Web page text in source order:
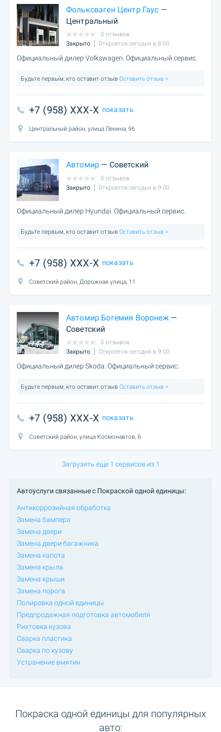
Фольксваген Центр Гаус —
Центральный
0 отзывов
Закрыто
Откроется сегодня в 8:00
Официальный дилер Volkswagen. Официальный сервис.
Будьте первым, кто оставит отзыв Оставить отзыв >
+7 (958) XXX-X показать
Центральный район, улица Ленина, 96
Автомир — Советский
0 отзывов
Закрыто
Откроется сегодня в 9:00
Официальный дилер Hyundai. Официальный сервис.
Будьте первым, кто оставит отзыв Оставить отзыв >
+7 (958) XXX-X показать
Советский район, Дорожная улица, 11
Автомир Богемия Воронеж—
Советский
0 отзывов
Закрыто
Откроется сегодня в 9:00
Официальный дилер Skoda. Официальный сервис.
Будьте первым, кто оставит отзыв Оставить отзыв >
+7 (958) XXX-X показать
Советский район, улица Космонавтов, 6
Загрузить еще 1 сервисов из 1
Автоуслуги связанные с Покраской одной единицы:
Антикоррозийная обработка
Замена бампера
Замена двери
Замена двери багажника
Замена капота
Замена крыла
Замена крыши
Замена порога
Полировка одной единицы
Предпродажная подготовка автомобиля
Рихтовка кузова
Сварка пластика
Сварка по кузову
Устранение вмятин
Покраска одной единицы для популярных
авто: